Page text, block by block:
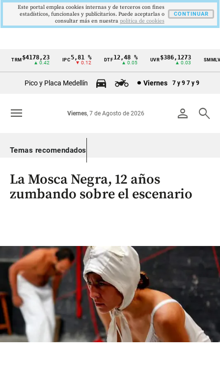
Cintillo
Colombia
TRM $4178,23
▲ 0.42
5,81 %
▼ 0.12
DTF12,48 %
▲ 0.05
UVR$386,1273
▲ 0.03
SMMLV
Pico y Placa Medellín Viernes 7 y 9 7 y 9
person search
Viernes, 7 de Agosto de 2026
menu
Temas recomendados
La Mosca Negra, 12 años
zumbando sobre el escenario
Este portal emplea cookies internas y de terceros con fines
estadísticos, funcionales y publicitarios. Puede aceptarlas o
consultar más en nuestra politica de cookies
CONTINUAR